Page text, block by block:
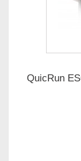
QuicRun